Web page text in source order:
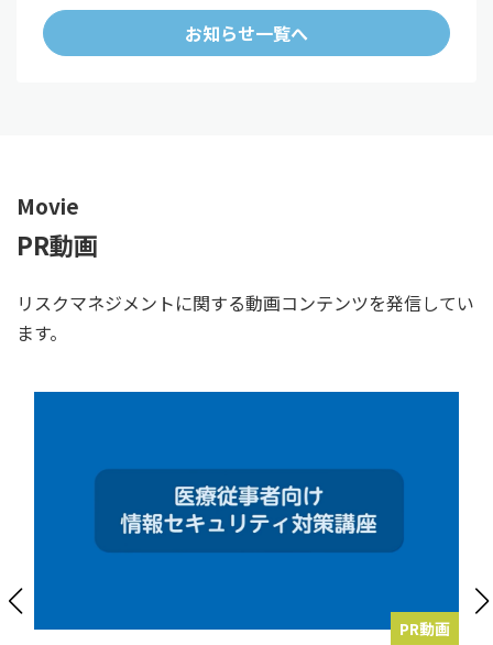
お知らせ一覧へ
Movie
PR動画
リスクマネジメントに関する動画コンテンツを発信してい
ます。
PR動画